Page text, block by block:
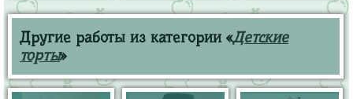
Другие работы из категории «Детские
торты»